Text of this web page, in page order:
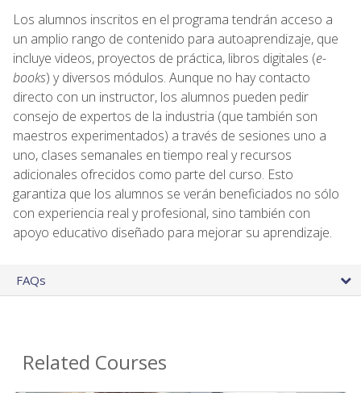
Los alumnos inscritos en el programa tendrán acceso a
un amplio rango de contenido para autoaprendizaje, que
incluye videos, proyectos de práctica, libros digitales (e-
books) y diversos módulos. Aunque no hay contacto
directo con un instructor, los alumnos pueden pedir
consejo de expertos de la industria (que también son
maestros experimentados) a través de sesiones uno a
uno, clases semanales en tiempo real y recursos
adicionales ofrecidos como parte del curso. Esto
garantiza que los alumnos se verán beneficiados no sólo
con experiencia real y profesional, sino también con
apoyo educativo diseñado para mejorar su aprendizaje.
FAQs
Related Courses